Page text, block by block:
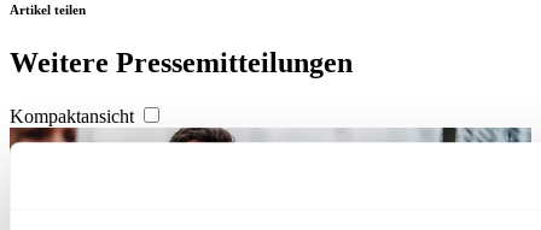
Artikel teilen
Weitere Pressemitteilungen
Kompaktansicht